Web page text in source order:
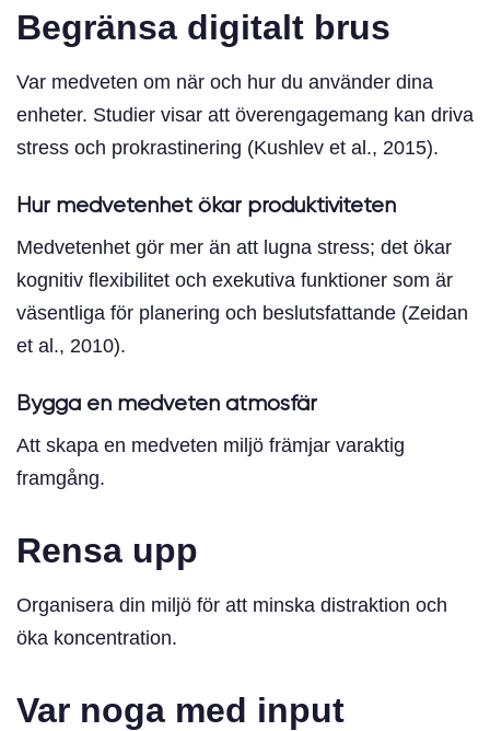
Begränsa digitalt brus
Var medveten om när och hur du använder dina
enheter. Studier visar att överengagemang kan driva
stress och prokrastinering (Kushlev et al., 2015).
Hur medvetenhet ökar produktiviteten
Medvetenhet gör mer än att lugna stress; det ökar
kognitiv flexibilitet och exekutiva funktioner som är
väsentliga för planering och beslutsfattande (Zeidan
et al., 2010).
Bygga en medveten atmosfär
Att skapa en medveten miljö främjar varaktig
framgång.
Rensa upp
Organisera din miljö för att minska distraktion och
öka koncentration.
Var noga med input